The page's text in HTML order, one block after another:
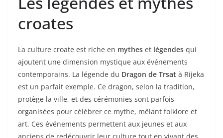
croates
La culture croate est riche en mythes et légendes qui
ajoutent une dimension mystique aux événements
contemporains. La légende du Dragon de Trsat à Rijeka
est un parfait exemple. Ce dragon, selon la tradition,
protège la ville, et des cérémonies sont parfois
organisées pour célébrer ce mythe, mêlant folklore et
art. Ces événements permettent aux jeunes et aux